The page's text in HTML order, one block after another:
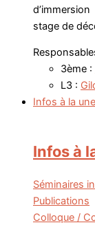
stage de
3ème :
L3 :
Infos à la une
Infos à
Séminaires
Publications
Colloque /